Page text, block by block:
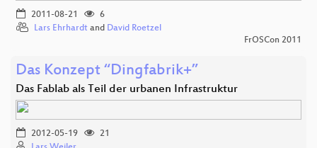
2011-08-21
6
Lars Ehrhardt and David Roetzel
FrOSCon 2011
Das Konzept “Dingfabrik+”
Das Fablab als Teil der urbanen Infrastruktur
2012-05-19
21